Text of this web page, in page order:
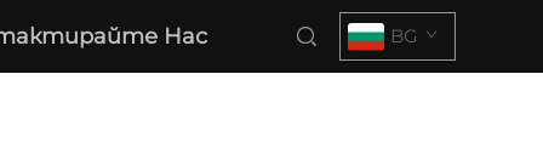
Нас BG